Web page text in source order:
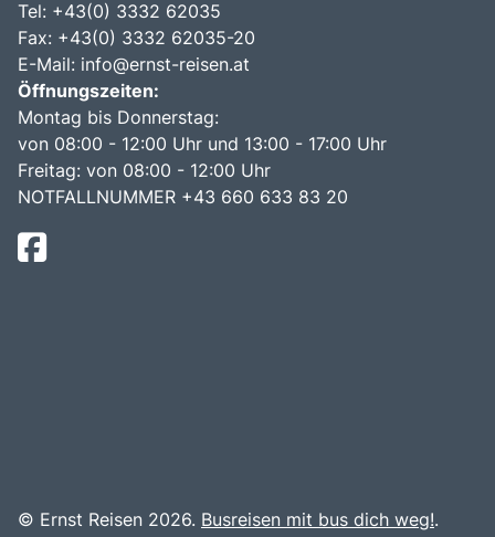
Tel: +43(0) 3332 62035
Fax: +43(0) 3332 62035-20
E-Mail: info@ernst-reisen.at
Öffnungszeiten:
Montag bis Donnerstag:
von 08:00 - 12:00 Uhr und 13:00 - 17:00 Uhr
Freitag: von 08:00 - 12:00 Uhr
NOTFALLNUMMER +43 660 633 83 20
© Ernst Reisen 2026. Busreisen mit bus dich weg!.